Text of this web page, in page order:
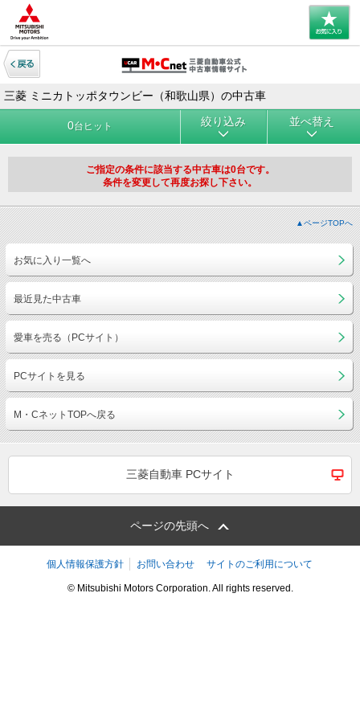
三菱 ミニカトッポタウンビー（和歌山県）の中古車
0台ヒット 絞り込み 並べ替え
ご指定の条件に該当する中古車は0台です。
条件を変更して再度お探し下さい。
▲ページTOPへ
お気に入り一覧へ
最近見た中古車
愛車を売る（PCサイト）
PCサイトを見る
M・CネットTOPへ戻る
三菱自動車 PCサイト
ページの先頭へ
個人情報保護方針 お問い合わせ サイトのご利用について
© Mitsubishi Motors Corporation. All rights reserved.